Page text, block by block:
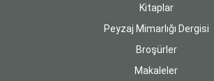
Kitaplar
Peyzaj Mimarlığı Dergisi
Broşürler
Makaleler